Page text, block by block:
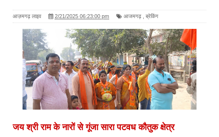
आज़मगढ़ लाइव 2/21/2025 06:23:00 pm आजमगढ़ ब्रेकिंग
जय श्री राम के नारों से गूंजा सारा पटवध कौतुक क्षेत्र